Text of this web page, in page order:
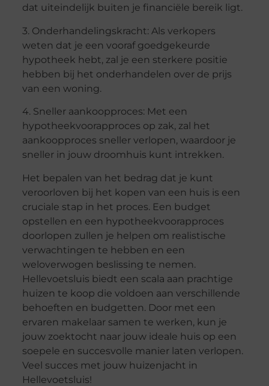
dat uiteindelijk buiten je financiële bereik ligt.
3. Onderhandelingskracht: Als verkopers
weten dat je een vooraf goedgekeurde
hypotheek hebt, zal je een sterkere positie
hebben bij het onderhandelen over de prijs
van een woning.
4. Sneller aankoopproces: Met een
hypotheekvoorapproces op zak, zal het
aankoopproces sneller verlopen, waardoor je
sneller in jouw droomhuis kunt intrekken.
Het bepalen van het bedrag dat je kunt
veroorloven bij het kopen van een huis is een
cruciale stap in het proces. Een budget
opstellen en een hypotheekvoorapproces
doorlopen zullen je helpen om realistische
verwachtingen te hebben en een
weloverwogen beslissing te nemen.
Hellevoetsluis biedt een scala aan prachtige
huizen te koop die voldoen aan verschillende
behoeften en budgetten. Door met een
ervaren makelaar samen te werken, kun je
jouw zoektocht naar jouw ideale huis op een
soepele en succesvolle manier laten verlopen.
Veel succes met jouw huizenjacht in
Hellevoetsluis!